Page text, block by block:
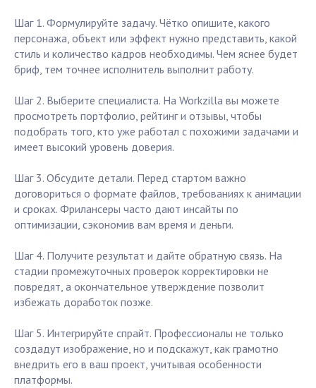
Шаг 1. Формулируйте задачу. Чётко опишите, какого
персонажа, объект или эффект нужно представить, какой
стиль и количество кадров необходимы. Чем яснее будет
бриф, тем точнее исполнитель выполнит работу.
Шаг 2. Выберите специалиста. На Workzilla вы можете
просмотреть портфолио, рейтинг и отзывы, чтобы
подобрать того, кто уже работал с похожими задачами и
имеет высокий уровень доверия.
Шаг 3. Обсудите детали. Перед стартом важно
договориться о формате файлов, требованиях к анимации
и сроках. Фрилансеры часто дают инсайты по
оптимизации, сэкономив вам время и деньги.
Шаг 4. Получите результат и дайте обратную связь. На
стадии промежуточных проверок корректировки не
повредят, а окончательное утверждение позволит
избежать доработок позже.
Шаг 5. Интегрируйте спрайт. Профессионалы не только
создадут изображение, но и подскажут, как грамотно
внедрить его в ваш проект, учитывая особенности
платформы.